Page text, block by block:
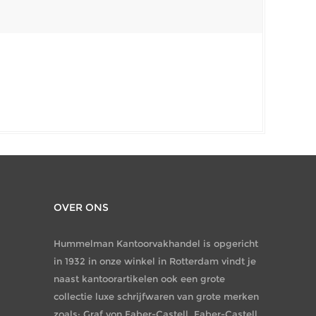
OVER ONS
Hummelman Kantoorvakhandel is opgericht
in 1932 in onze winkel in Rotterdam vindt je
naast kantoorartikelen ook een grote
collectie luxe schrijfwaren van grote merken